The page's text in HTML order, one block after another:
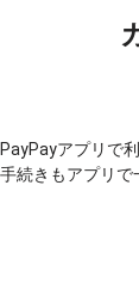
PayPayアプリで
手続きもアプリで